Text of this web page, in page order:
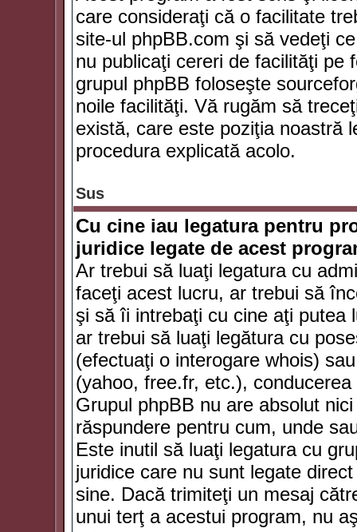
care consideraţi că o facilitate
site-ul phpBB.com şi să vedeţi
nu publicaţi cereri de facilităţi pe
grupul phpBB foloseşte
noile facilităţi. Vă rugăm să
există, care este poziţia noastră
procedura explicată acolo.
Sus
Cu cine iau legatura pentru
juridice legate de acest
Ar trebui să luaţi legatura cu
faceţi acest lucru, ar trebui să
şi să îi intrebaţi cu cine aţi putea
ar trebui să luaţi legătura cu
(efectuaţi o interogare whois)
(yahoo, free.fr, etc.),
Grupul phpBB nu are absolut
răspundere pentru cum, unde
Este inutil să luaţi legatura cu
juridice care nu sunt legate
sine. Dacă trimiteţi un mesaj
unui terţ a acestui program, nu